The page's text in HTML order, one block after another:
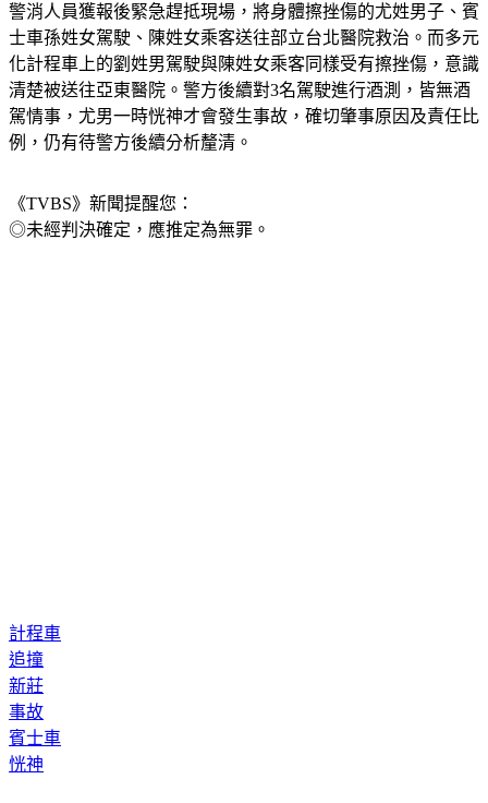
警消人員獲報後緊急趕抵現場，將身體擦挫傷的尤姓男子、賓
士車孫姓女駕駛、陳姓女乘客送往部立台北醫院救治。而多元
化計程車上的劉姓男駕駛與陳姓女乘客同樣受有擦挫傷，意識
清楚被送往亞東醫院。警方後續對3名駕駛進行酒測，皆無酒
駕情事，尤男一時恍神才會發生事故，確切肇事原因及責任比
例，仍有待警方後續分析釐清。
《TVBS》新聞提醒您：
◎未經判決確定，應推定為無罪。
計程車
追撞
新莊
事故
賓士車
恍神